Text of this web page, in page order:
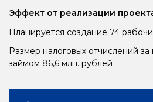
Эффект от реализации
Планируется создание 74
Размер налоговых отчислений за
займом 86,6 млн. рублей